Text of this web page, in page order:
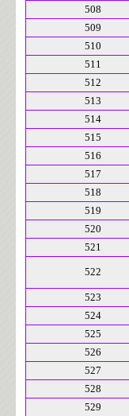
508
509
510
511
512
513
514
515
516
517
518
519
520
521
522
523
524
525
526
527
528
529